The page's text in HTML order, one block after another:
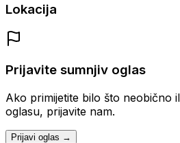
Lokacija
Prijavite sumnjiv oglas
Ako primijetite bilo što neobično
oglasu, prijavite nam.
Prijavi oglas →